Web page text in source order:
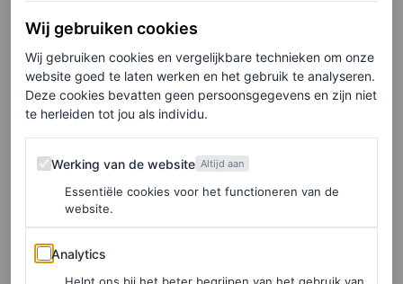
©GETTY IMAGES
6/26
LEES OOK
35 nostalgische foto’s van de Golden Globes
door de jaren heen
Wij gebruiken cookies
Wij gebruiken cookies en vergelijkbare technieken om onze
website goed te laten werken en het gebruik te analyseren.
Deze cookies bevatten geen persoonsgegevens en zijn niet
te herleiden tot jou als individu.
Werking van de website
Werking van de website Altijd aan
Essentiële cookies voor het functioneren van de
website.
Analytics
Analytics